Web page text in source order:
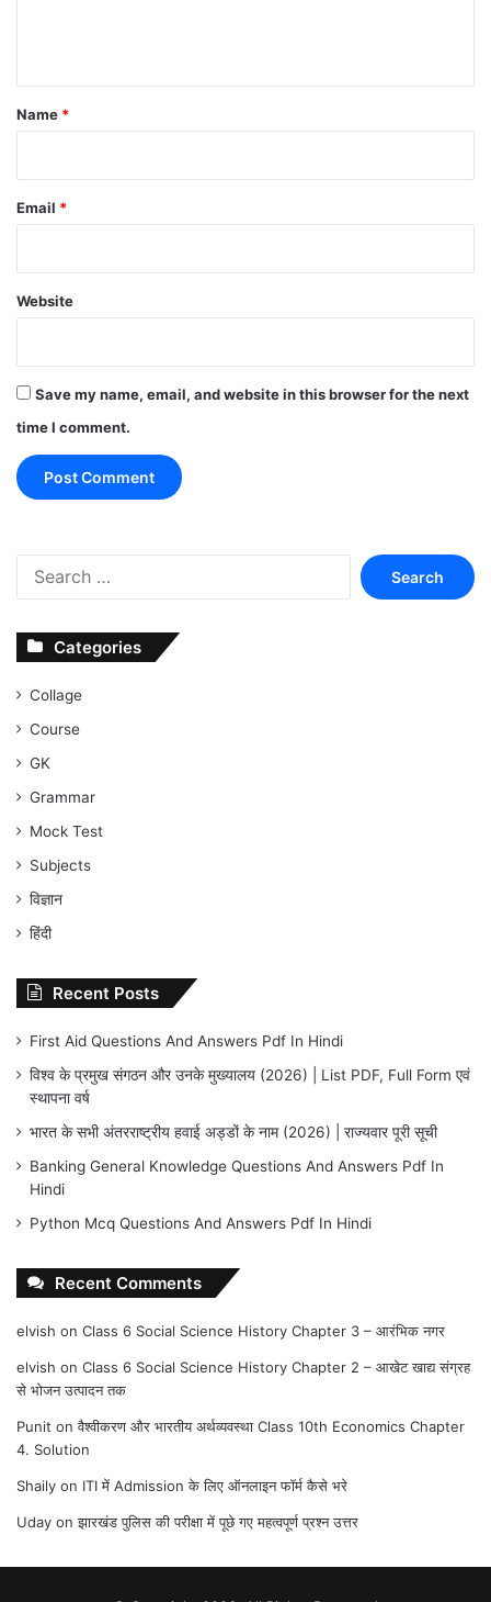
*
Name *
Email *
Website
Save my name, email, and website in this browser for the next
time I comment.
Search
for:
Categories
Collage
Course
GK
Grammar
Mock Test
Subjects
विज्ञान
हिंदी
Recent Posts
First Aid Questions And Answers Pdf In Hindi
विश्व के प्रमुख संगठन और उनके मुख्यालय (2026) | List PDF, Full Form एवं
स्थापना वर्ष
भारत के सभी अंतरराष्ट्रीय हवाई अड्डों के नाम (2026) | राज्यवार पूरी सूची
Banking General Knowledge Questions And Answers Pdf In
Hindi
Python Mcq Questions And Answers Pdf In Hindi
Recent Comments
elvish on Class 6 Social Science History Chapter 3 – आरंभिक नगर
elvish on Class 6 Social Science History Chapter 2 – आखेट खाद्य संग्रह
से भोजन उत्पादन तक
Punit onवैश्वीकरण और भारतीय अर्थव्यवस्था Class 10th Economics Chapter
4. Solution
Shaily on ITI में Admission के लिए ऑनलाइन फॉर्म कैसे भरे
Uday onझारखंड पुलिस की परीक्षा में पूछे गए महत्वपूर्ण प्रश्न उत्तर